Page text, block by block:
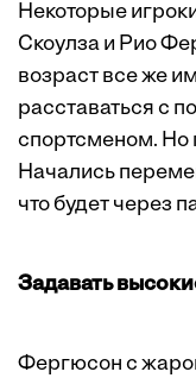
Некоторые
Скоулза и Рио
возраст все же
расставаться с
спортсменом. Но
Начались
что будет через
Задавать
Фергюсон с